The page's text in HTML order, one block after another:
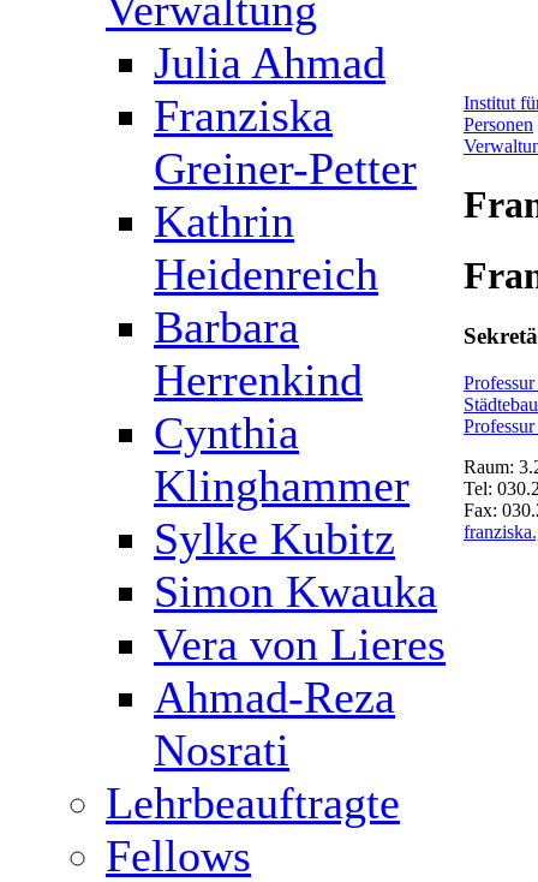
Julia Ahmad
Franziska
Greiner-Petter
Kathrin
Heidenreich
Barbara
Herrenkind
Cynthia
Klinghammer
Sylke Kubitz
Simon Kwauka
Vera von Lieres
Ahmad-Reza
Nosrati
Lehrbeauftragte
Fellows
Institut
Personen
Raum:
Tel:
Fax: